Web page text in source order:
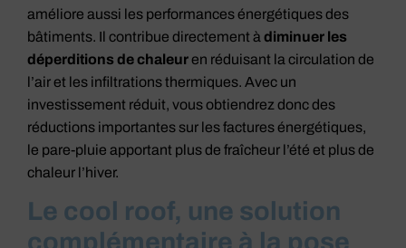
améliore aussi les performances énergétiques des
bâtiments. Il contribue directement à diminuer les
déperditions de chaleuren réduisant la circulation de
l’air et les infiltrations thermiques. Avec un
investissement réduit, vous obtiendrez donc des
réductions importantes sur les factures énergétiques,
le pare-pluie apportant plus de fraîcheur l’été et plus de
chaleur l’hiver.
Le cool roof, une solution
complémentaire à la pose